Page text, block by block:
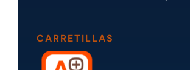
CARRETILLAS